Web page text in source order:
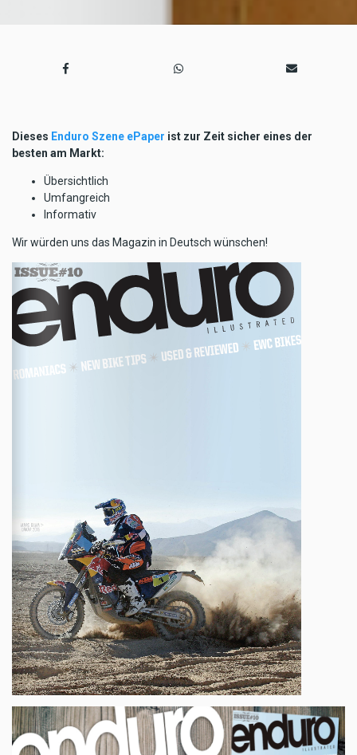
Dieses Enduro Szene ePaper ist zur Zeit sicher eines der
besten am Markt:
Übersichtlich
Umfangreich
Informativ
Wir würden uns das Magazin in Deutsch wünschen!